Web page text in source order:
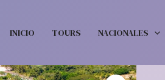
INICIO TOURS NACIONALES